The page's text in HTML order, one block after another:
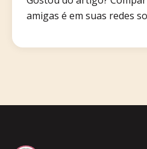
amigas é em suas redes